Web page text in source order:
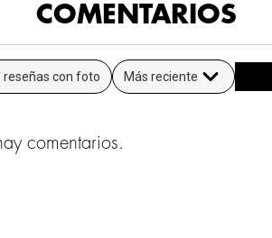
COMENTARIOS
reseñas con foto Más reciente
comentarios.